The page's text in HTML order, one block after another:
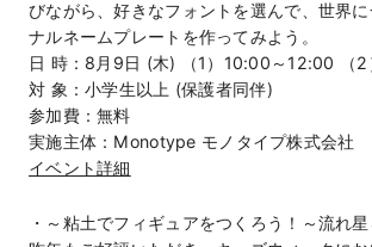
びながら、好きなフォントを選んで、世界
ナルネームプレートを作ってみよう。
日 時：8月9日 (木) （1）10:00～12:00 （
対 象：小学生以上 (保護者同伴)
参加費：無料
実施主体：Monotype モノタイプ株式会社
イベント詳細
・～粘土でフィギュアをつくろう！～流れ